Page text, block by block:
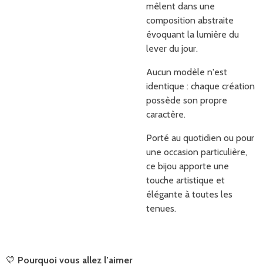
mêlent dans une
composition abstraite
évoquant la lumière du
lever du jour.
Aucun modèle n'est
identique : chaque création
possède son propre
caractère.
Porté au quotidien ou pour
une occasion particulière,
ce bijou apporte une
touche artistique et
élégante à toutes les
tenues.
💛 Pourquoi vous allez l’aimer